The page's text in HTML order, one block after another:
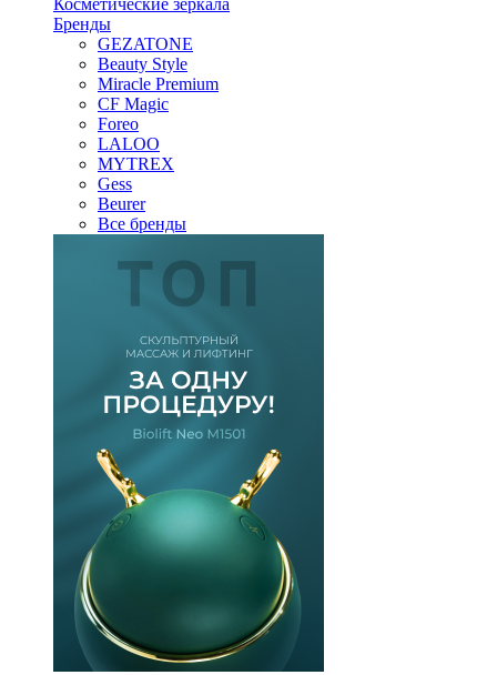
Косметические зеркала
Бренды
GEZATONE
Beauty Style
Miracle Premium
CF Magic
Foreo
LALOO
MYTREX
Gess
Beurer
Все бренды